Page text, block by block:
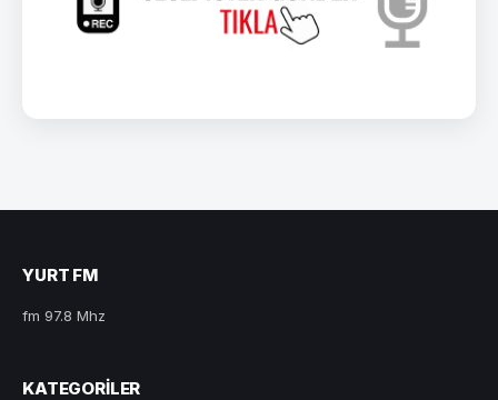
YURT FM
fm 97.8 Mhz
KATEGORILER